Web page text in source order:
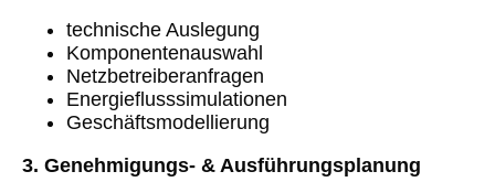
technische Auslegung
Komponentenauswahl
Netzbetreiberanfragen
Energieflusssimulationen
Geschäftsmodellierung
3. Genehmigungs‑ & Ausführungsplanung